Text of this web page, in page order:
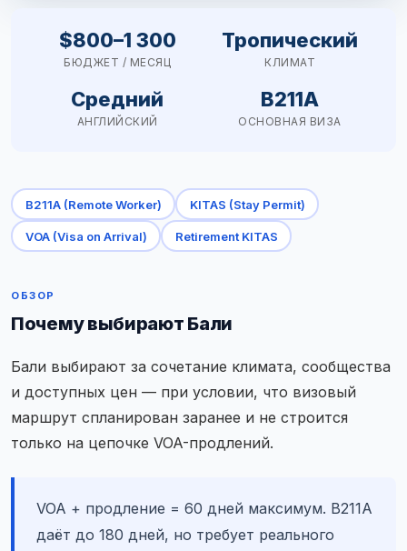
$800–1 300
БЮДЖЕТ / МЕСЯЦ
Тропический
КЛИМАТ
Средний
АНГЛИЙСКИЙ
B211A
ОСНОВНАЯ ВИЗА
B211A (Remote Worker) KITAS (Stay Permit)
VOA (Visa on Arrival) Retirement KITAS
ОБЗОР
Почему выбирают Бали
Бали выбирают за сочетание климата, сообщества
и доступных цен — при условии, что визовый
маршрут спланирован заранее и не строится
только на цепочке VOA-продлений.
VOA + продление = 60 дней максимум. B211A
даёт до 180 дней, но требует реального